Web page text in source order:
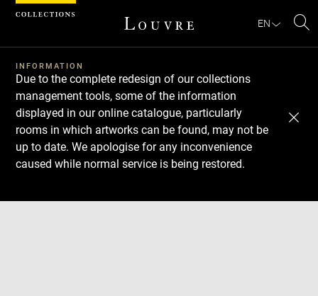
EN
INFORMATION
Due to the complete redesign of our collections
management tools, some of the information
displayed in our online catalogue, particularly
rooms in which artworks can be found, may not be
up to date. We apologise for any inconvenience
caused while normal service is being restored.
Download
Next
Previous
Cookies management panel